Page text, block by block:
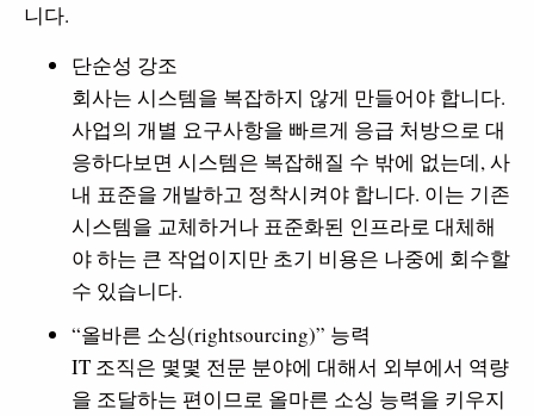
니다.
단순성 강조
회사는 시스템을 복잡하지 않게 만들어야 합니다.
사업의 개별 요구사항을 빠르게 응급 처방으로 대
응하다보면 시스템은 복잡해질 수 밖에 없는데, 사
내 표준을 개발하고 정착시켜야 합니다. 이는 기존
시스템을 교체하거나 표준화된 인프라로 대체해
야 하는 큰 작업이지만 초기 비용은 나중에 회수할
수 있습니다.
“올바른 소싱(rightsourcing)” 능력
IT 조직은 몇몇 전문 분야에 대해서 외부에서 역량
을 조달하는 편이므로 올마른 소싱 능력을 키우지